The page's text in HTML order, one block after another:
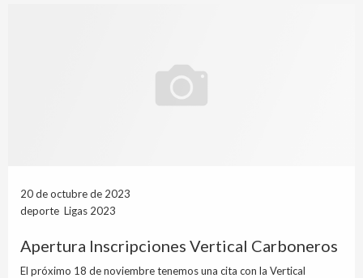
20 de octubre de 2023
deporte Ligas 2023
Apertura Inscripciones Vertical Carboneros
El próximo 18 de noviembre tenemos una cita con la Vertical